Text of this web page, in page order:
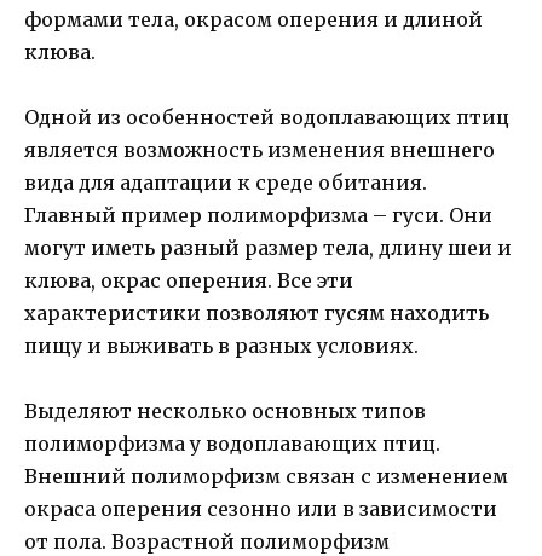
формами тела, окрасом оперения и длиной
клюва.
Одной из особенностей водоплавающих птиц
является возможность изменения внешнего
вида для адаптации к среде обитания.
Главный пример полиморфизма – гуси. Они
могут иметь разный размер тела, длину шеи и
клюва, окрас оперения. Все эти
характеристики позволяют гусям находить
пищу и выживать в разных условиях.
Выделяют несколько основных типов
полиморфизма у водоплавающих птиц.
Внешний полиморфизм связан с изменением
окраса оперения сезонно или в зависимости
от пола. Возрастной полиморфизм